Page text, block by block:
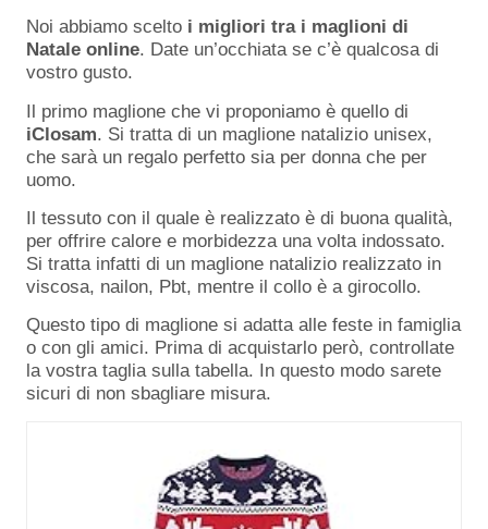
Noi abbiamo scelto i migliori tra i maglioni di
Natale online. Date un’occhiata se c’è qualcosa di
vostro gusto.
Il primo maglione che vi proponiamo è quello di
iClosam. Si tratta di un maglione natalizio unisex,
che sarà un regalo perfetto sia per donna che per
uomo.
Il tessuto con il quale è realizzato è di buona qualità,
per offrire calore e morbidezza una volta indossato.
Si tratta infatti di un maglione natalizio realizzato in
viscosa, nailon, Pbt, mentre il collo è a girocollo.
Questo tipo di maglione si adatta alle feste in famiglia
o con gli amici. Prima di acquistarlo però, controllate
la vostra taglia sulla tabella. In questo modo sarete
sicuri di non sbagliare misura.